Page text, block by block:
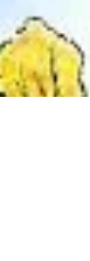
사람들이 자기를
교만하며 비방
의 악덕을 나열합
'자기중심성' 입니